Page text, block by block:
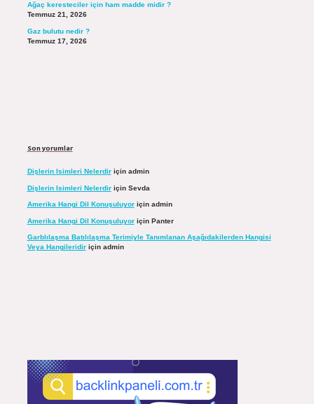
Ağaç keresteciler için ham madde midir ?
Temmuz 21, 2026
Gaz bulutu nedir ?
Temmuz 17, 2026
Son yorumlar
Dişlerin Isimleri Nelerdiriçin admin
Dişlerin Isimleri Nelerdiriçin Sevda
Amerika Hangi Dil Konuşuluyoriçin admin
Amerika Hangi Dil Konuşuluyoriçin Panter
Garblılaşma Batılılaşma Terimiyle Tanımlanan Aşağıdakilerden Hangisi
Veya Hangileridiriçin admin